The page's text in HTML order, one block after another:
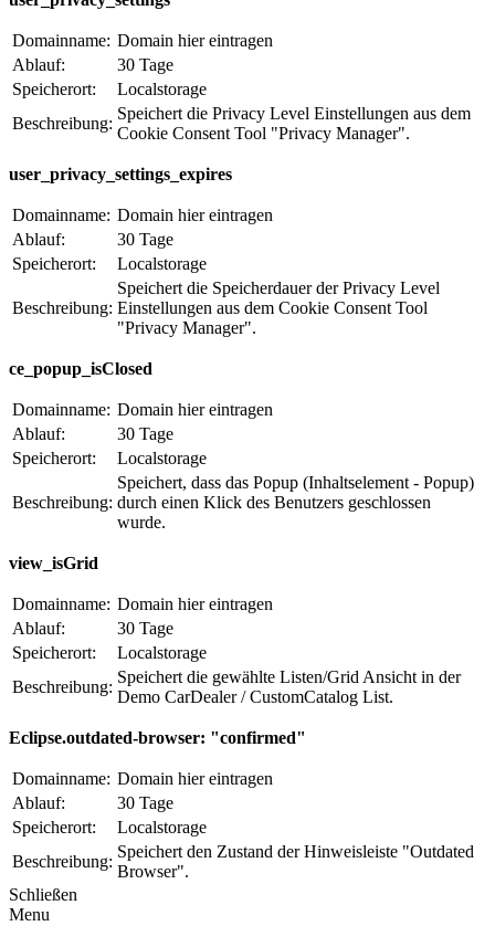
Domainname: Domain hier eintragen
Ablauf:
30 Tage
Speicherort:
Localstorage
Beschreibung:
Speichert die Privacy Level Einstellungen aus dem
Cookie Consent Tool "Privacy Manager".
user_privacy_settings_expires
Domainname: Domain hier eintragen
Ablauf:
30 Tage
Speicherort:
Localstorage
Beschreibung:
Speichert die Speicherdauer der Privacy Level
Einstellungen aus dem Cookie Consent Tool
"Privacy Manager".
ce_popup_isClosed
Domainname: Domain hier eintragen
Ablauf:
30 Tage
Speicherort:
Localstorage
Beschreibung:
Speichert, dass das Popup (Inhaltselement - Popup)
durch einen Klick des Benutzers geschlossen
wurde.
view_isGrid
Domainname: Domain hier eintragen
Ablauf:
30 Tage
Speicherort:
Localstorage
Beschreibung:
Speichert die gewählte Listen/Grid Ansicht in der
Demo CarDealer / CustomCatalog List.
Eclipse.outdated-browser: "confirmed"
Domainname: Domain hier eintragen
Ablauf:
30 Tage
Speicherort:
Localstorage
Beschreibung:
Speichert den Zustand der Hinweisleiste "Outdated
Browser".
Schließen
Menu